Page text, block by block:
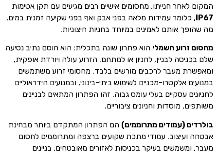
המקום לאחר חנייתו. מחסומים אישיים רבים מגיעים עם תקן אטימות
IP67, כלומר עמידות מלאה בפני אבק ואף בפני שקיעה זמנית במים,
מה שהופך אותם לאמינים במיוחד בחניות חיצוניות.
מחסום זרוע חשמלי הוא פתרון שונה בתכלית: הוא חוסם נתיב נסיעה
שלם בכניסה לבניין, לחניון או למתחם. הזרוע עולה ויורדת אופקית,
ומאפשרת מעבר לרכבים מורשים בלבד. מחסומי זרוע משתמשים
במנועים אלקטרו-מכניים לשימוש ביתי-בינוני, ובמנועים הידראוליים
לחניונים עסקיים בעלי עומס גבוה. זהו הפתרון המתאים לבניינים
משותפים, מוסדות וחניונים ציבוריים.
בולרדים (עמודים מתרוממים) הם הפתרון המתקדם ביותר מבחינת
אבטחה ועיצוב. עמודי מתכת שקועים ברצפה ומתרוממים לחסום
מעבר, ומשמשים בעיקר בכניסות לאזורים מאובטחים, בניינים